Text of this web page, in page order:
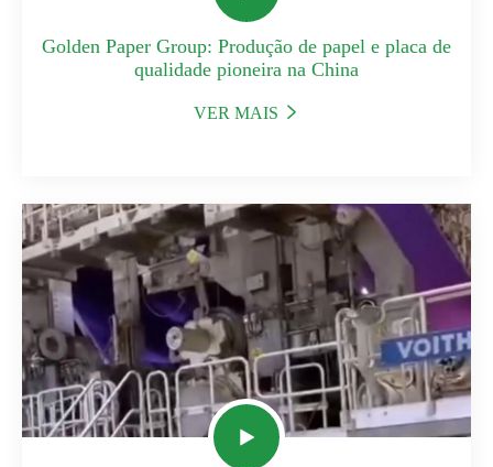
Golden Paper Group: Produção de papel e placa de
qualidade pioneira na China
VER MAIS 
